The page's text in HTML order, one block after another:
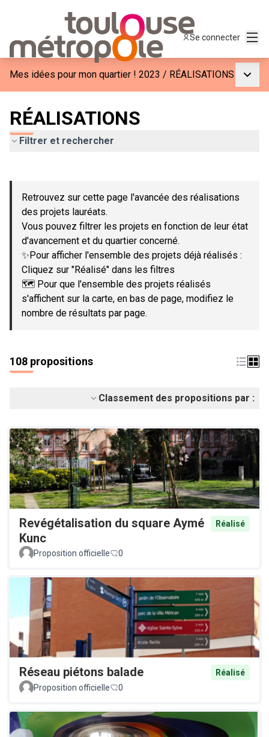
Se connecter
Mes idées pour mon quartier ! 2023 / RÉALISATIONS
RÉALISATIONS
Filtrer et rechercher
−
Retrouvez sur cette page l'avancée des réalisations
des projets lauréats.
Vous pouvez filtrer les projets en fonction de leur état
d'avancement et du quartier concerné.
✨Pour afficher l'ensemble des projets déjà réalisés :
Cliquez sur "Réalisé" dans les filtres
🗺️ Pour que l'ensemble des projets réalisés
s'affichent sur la carte, en bas de page, modifiez le
nombre de résultats par page.
108 propositions
Classement des propositions par :
Revégétalisation du square Aymé
Kunc
Réalisé
Proposition officielle 0
Réseau piétons balade
Réalisé
Proposition officielle
0